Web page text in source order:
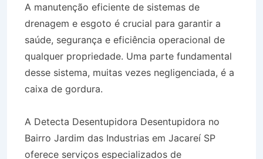
A manutenção eficiente de sistemas de
drenagem e esgoto é crucial para garantir a
saúde, segurança e eficiência operacional de
qualquer propriedade. Uma parte fundamental
desse sistema, muitas vezes negligenciada, é a
caixa de gordura.
A Detecta Desentupidora Desentupidora no
Bairro Jardim das Industrias em Jacareí SP
oferece serviços especializados de